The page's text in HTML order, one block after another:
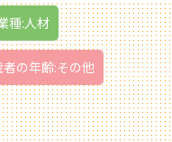
種:人材
者の年齢:その他